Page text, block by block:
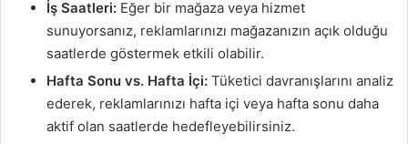
İş Saatleri: Eğer bir mağaza veya hizmet
sunuyorsanız, reklamlarınızı mağazanızın açık olduğu
saatlerde göstermek etkili olabilir.
Hafta Sonu vs. Hafta İçi: Tüketici davranışlarını analiz
ederek, reklamlarınızı hafta içi veya hafta sonu daha
aktif olan saatlerde hedefleyebilirsiniz.